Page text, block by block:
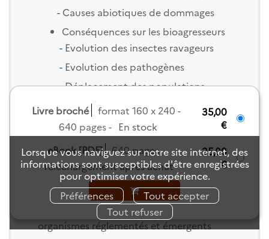
Lorsque vous naviguez sur notre site internet, des
informations sont susceptibles d'être enregistrées
pour optimiser votre expérience.
Préférences
Tout accepter
Tout refuser
Livre broché
format 160 x 240
640 pages
En stock
35,00
€
eBook [PDF]
640 pages
Téléchargement après achat
25,00
€
-Causes abiotiques de dommages
Conséquences sur les bioagresseurs
- Evolution des insectes ravageurs
-Evolution des pathogènes
-Déplacement des populations
Beaucoup d'incertitudes, quelques
pistes de réflexion
Emergence et invasion biologique
Les émergents
Les invasifs
Changement global et organismes
invasifs et émergents
En Europe, la surveillance des
organismes réglementés et émergents